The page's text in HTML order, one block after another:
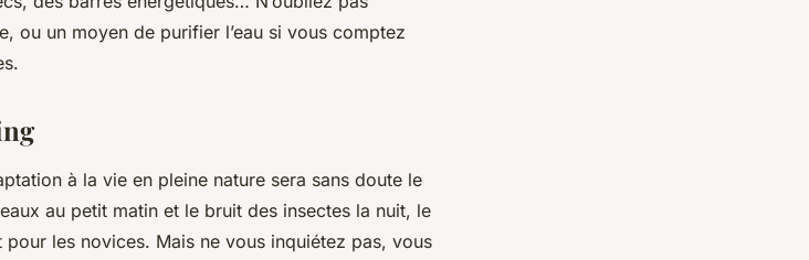
ou un moyen de purifier l’eau si vous comptez
à la vie en pleine nature sera sans doute le
au petit matin et le bruit des insectes la nuit, le
les novices. Mais ne vous inquiétez pas, vous